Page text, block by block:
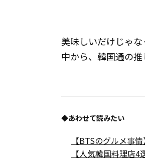
美味しいだけじゃ
中から、韓国通の
◆あわせて読みたい
【BTSのグルメ事
【人気韓国料理店